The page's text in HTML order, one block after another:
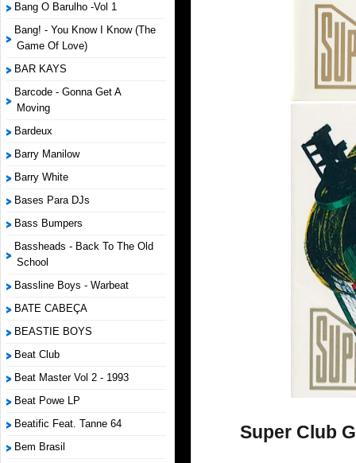
Bang O Barulho -Vol 1
Bang! - You Know I Know (The
Game Of Love)
BAR KAYS
Barcode - Gonna Get A
Moving
Bardeux
Barry Manilow
Barry White
Bases Para DJs
Bass Bumpers
Bassheads - Back To The Old
School
Bassline Boys - Warbeat
BATE CABEÇA
BEASTIE BOYS
Beat Club
Beat Master Vol 2 - 1993
Beat Powe LP
Beatific Feat. Tanne 64
Bem Brasil
Super Club